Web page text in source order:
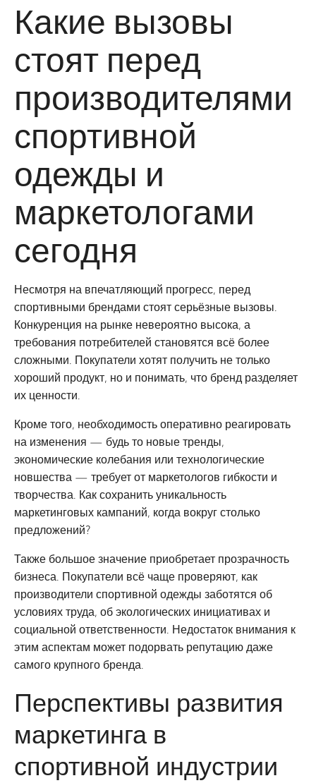
Какие вызовы
стоят перед
производителями
спортивной
одежды и
маркетологами
сегодня
Несмотря на впечатляющий прогресс, перед
спортивными брендами стоят серьёзные вызовы.
Конкуренция на рынке невероятно высока, а
требования потребителей становятся всё более
сложными. Покупатели хотят получить не только
хороший продукт, но и понимать, что бренд разделяет
их ценности.
Кроме того, необходимость оперативно реагировать
на изменения — будь то новые тренды,
экономические колебания или технологические
новшества — требует от маркетологов гибкости и
творчества. Как сохранить уникальность
маркетинговых кампаний, когда вокруг столько
предложений?
Также большое значение приобретает прозрачность
бизнеса. Покупатели всё чаще проверяют, как
производители спортивной одежды заботятся об
условиях труда, об экологических инициативах и
социальной ответственности. Недостаток внимания к
этим аспектам может подорвать репутацию даже
самого крупного бренда.
Перспективы развития
маркетинга в
спортивной индустрии